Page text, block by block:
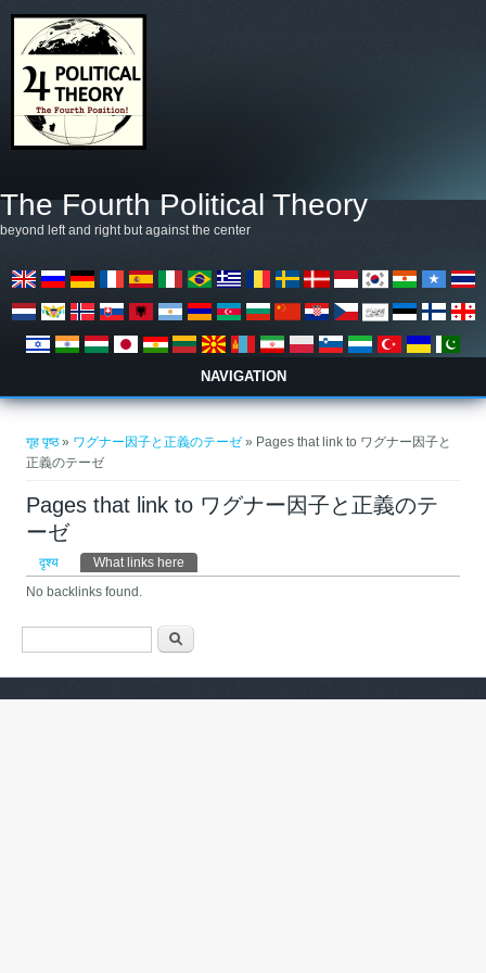
The Fourth Political Theory
beyond left and right but against the center
NAVIGATION
गृह पृष्ठ» ワグナー因子と正義のテーゼ » Pages that link to ワグナー因子と
正義のテーゼ
Pages that link to ワグナー因子と正義のテ
ーゼ
प्राथमिक टैब्स
दृश्य What links here
No backlinks found.